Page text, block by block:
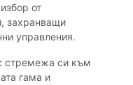
от
захранващи
управления.
стремежа си към
гама и